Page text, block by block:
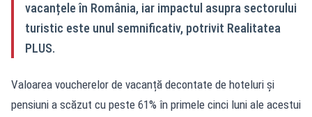
vacanțele în România, iar impactul asupra sectorului
turistic este unul semnificativ, potrivit Realitatea
PLUS.
Valoarea voucherelor de vacanță decontate de hoteluri și
pensiuni a scăzut cu peste 61% în primele cinci luni ale acestui